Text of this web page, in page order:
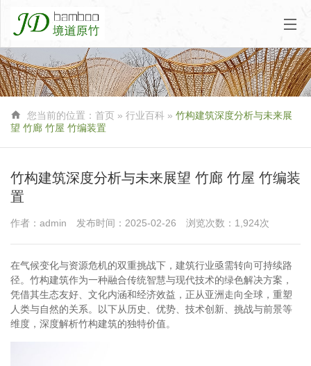
 您当前的位置： 首页 » 行业百科 » 竹构建筑深度分析与未来展
望 竹廊 竹屋 竹编装置
竹构建筑深度分析与未来展望 竹廊 竹屋 竹编装
置
作者：admin 发布时间：2025-02-26 浏览次数：1,924次
在气候变化与资源危机的双重挑战下，建筑行业亟需转向可持续路
径。竹构建筑作为一种融合传统智慧与现代技术的绿色解决方案，
凭借其生态友好、文化内涵和经济效益，正从亚洲走向全球，重塑
人类与自然的关系。以下从历史、优势、技术创新、挑战与前景等
维度，深度解析竹构建筑的独特价值。